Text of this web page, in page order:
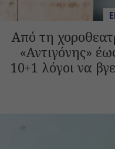
Από τη
«Αντιγόνης»
10+1 λόγοι να